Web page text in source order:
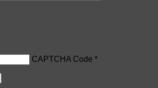
CAPTCHA Code *